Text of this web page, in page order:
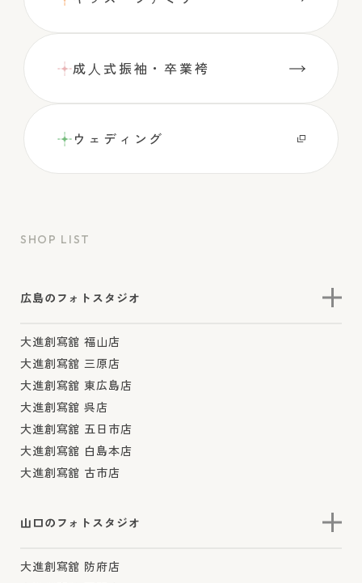
成⼈式振袖・卒業袴
ウェディング
SHOP LIST
広島のフォトスタジオ
大進創寫舘 福山店
大進創寫舘 三原店
大進創寫舘 東広島店
大進創寫舘 呉店
大進創寫舘 五日市店
大進創寫舘 白島本店
大進創寫舘 古市店
山口のフォトスタジオ
大進創寫舘 防府店